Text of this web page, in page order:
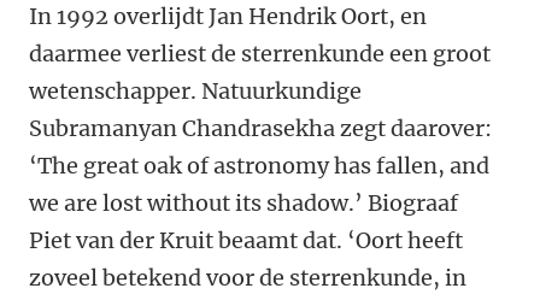
In 1992 overlijdt Jan Hendrik Oort, en
daarmee verliest de sterrenkunde een groot
wetenschapper. Natuurkundige
Subramanyan Chandrasekha zegt daarover:
‘The great oak of astronomy has fallen, and
we are lost without its shadow.’ Biograaf
Piet van der Kruit beaamt dat. ‘Oort heeft
zoveel betekend voor de sterrenkunde, in